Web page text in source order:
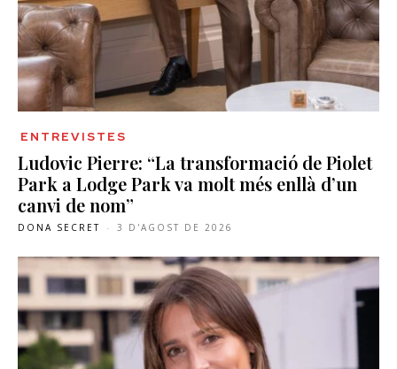
ENTREVISTES
Ludovic Pierre: “La transformació de Piolet
Park a Lodge Park va molt més enllà d’un
canvi de nom”
DONA SECRET - 3 D'AGOST DE 2026